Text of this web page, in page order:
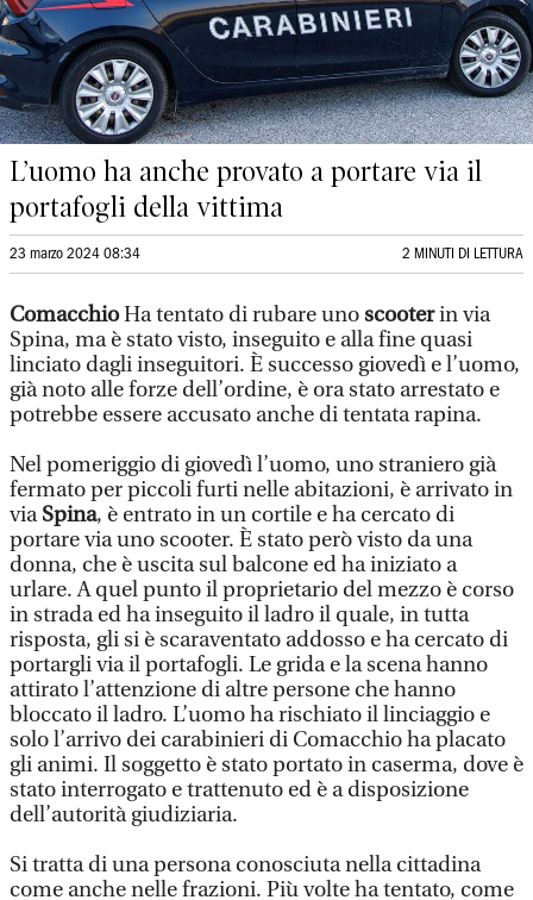
L’uomo ha anche provato a portare via il
portafogli della vittima
23 marzo 2024 08:34 2 MINUTI DI LETTURA
ComacchioHa tentato di rubare unoscooterin via
Spina, ma è stato visto, inseguito e alla fine quasi
linciato dagli inseguitori. È successo giovedì e l’uomo,
già noto alle forze dell’ordine, è ora stato arrestato e
potrebbe essere accusato anche di tentata rapina.
Nel pomeriggio di giovedì l’uomo, uno straniero già
fermato per piccoli furti nelle abitazioni, è arrivato in
viaSpina, è entrato in un cortile e ha cercato di
portare via uno scooter. È stato però visto da una
donna, che è uscita sul balcone ed ha iniziato a
urlare. A quel punto il proprietario del mezzo è corso
in strada ed ha inseguito il ladro il quale, in tutta
risposta, gli si è scaraventato addosso e ha cercato di
portargli via il portafogli. Le grida e la scena hanno
attirato l’attenzione di altre persone che hanno
bloccato il ladro. L’uomo ha rischiato il linciaggio e
solo l’arrivo dei carabinieri di Comacchio ha placato
gli animi. Il soggetto è stato portato in caserma, dove è
stato interrogato e trattenuto ed è a disposizione
dell’autorità giudiziaria.
Si tratta di una persona conosciuta nella cittadina
come anche nelle frazioni. Più volte ha tentato, come